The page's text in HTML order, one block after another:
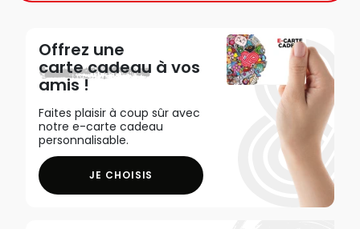
Offrez une
carte cadeau à vos
amis !
Faites plaisir à coup sûr avec
notre e-carte cadeau
personnalisable.
JE CHOISIS